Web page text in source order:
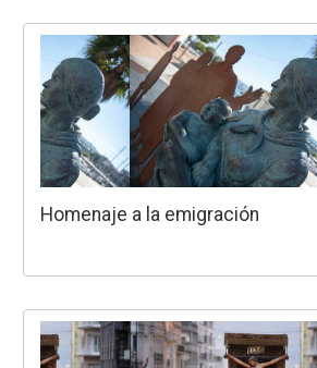
Homenaje a la emigración